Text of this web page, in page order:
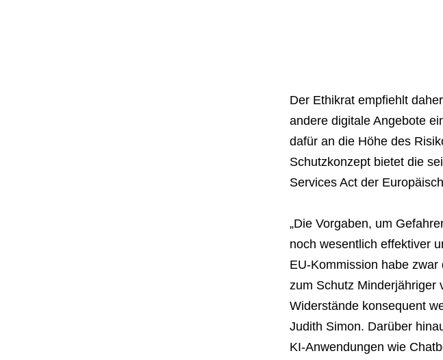
Der Ethikrat empfiehlt
andere digitale Angebote
dafür an die Höhe des
Schutzkonzept bietet die
Services Act der
„Die Vorgaben, um
noch wesentlich effektiver
EU-Kommission habe
zum Schutz Minderjähriger
Widerstände konsequent
Judith Simon. Darüber
KI-Anwendungen wie